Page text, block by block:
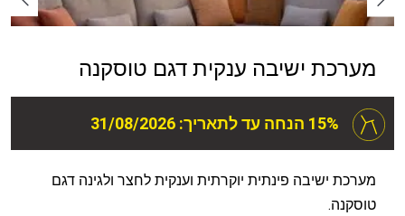
מערכת ישיבה ענקית דגם טוסקנה
15% הנחה עד לתאריך: 31/08/2026
מערכת ישיבה פינתית יוקרתית וענקית לחצר ולגינה דגם
טוסקנה.